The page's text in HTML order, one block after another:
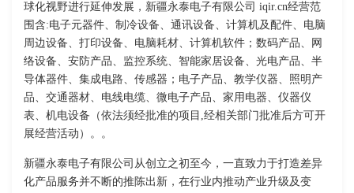
球化视野进行延伸发展，新疆永泰电子有限公司 iqir.cn经营范
围含:电子元器件、制冷设备、通讯设备、计算机及配件、电脑
周边设备、打印设备、电脑耗材、计算机软件；数码产品、网
络设备、安防产品、监控系统、智能家居设备、光电产品、半
导体器件、集成电路、传感器；电子产品、教学仪器、照明产
品、交通器材、电线电缆、微电子产品、家用电器、仪器仪
表、机电设备（依法须经批准的项目,经相关部门批准后方可开
展经营活动）。。
新疆永泰电子有限公司从创立之初至今，一直致力于打造差异
化产品服务并不断的推陈出新，在行业内推动产业升级及变